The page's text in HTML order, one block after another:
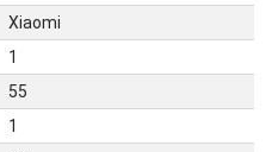
Xiaomi
1
55
1